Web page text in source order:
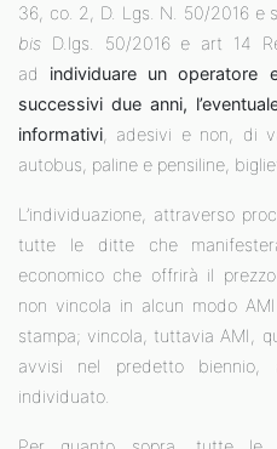
36, co. 2, D. Lgs. N. 50/2016 e
bis D.lgs. 50/2016 e art 14
ad individuare un operatore
successivi due anni,
informativi, adesivi e non, di
autobus, paline e pensiline,
L’individuazione, attraverso
tutte le ditte che
economico che offrirà il
non vincola in alcun modo
stampa; vincola, tuttavia AMI,
avvisi nel predetto biennio,
individuato.